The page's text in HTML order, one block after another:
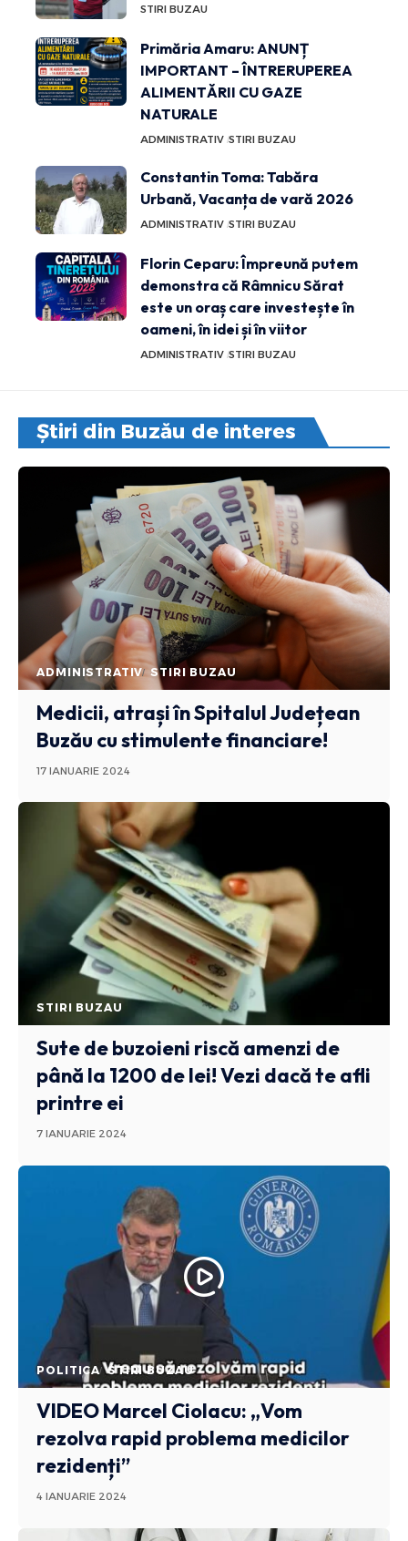
STIRI BUZAU
Primăria Amaru: ANUNȚ
IMPORTANT – ÎNTRERUPEREA
ALIMENTĂRII CU GAZE
NATURALE
ADMINISTRATIV STIRI BUZAU
Constantin Toma: Tabăra
Urbană, Vacanța de vară 2026
ADMINISTRATIV STIRI BUZAU
Florin Ceparu: Împreună putem
demonstra că Râmnicu Sărat
este un oraș care investește în
oameni, în idei și în viitor
ADMINISTRATIV STIRI BUZAU
Știri din Buzău de interes
ADMINISTRATIV STIRI BUZAU
Medicii, atrași în Spitalul Județean
Buzău cu stimulente financiare!
17 IANUARIE 2024
STIRI BUZAU
Sute de buzoieni riscă amenzi de
până la 1200 de lei! Vezi dacă te afli
printre ei
7 IANUARIE 2024
POLITICA STIRI BUZAU
VIDEO Marcel Ciolacu: „Vom
rezolva rapid problema medicilor
rezidenți”
4 IANUARIE 2024